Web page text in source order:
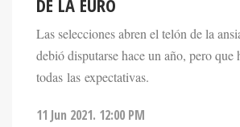
Las selecciones abren el telón de la
debió disputarse hace un año, pero que
todas las expectativas.